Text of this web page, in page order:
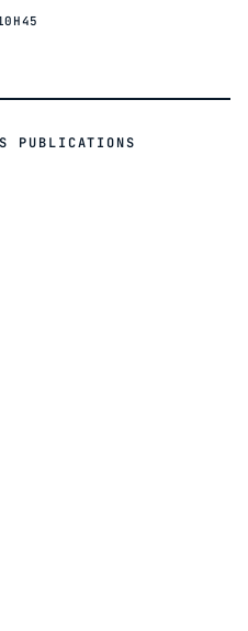
PUBLICATIONS